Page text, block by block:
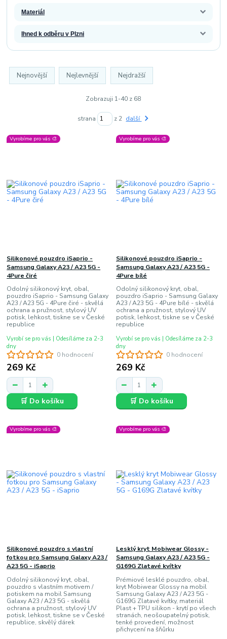
Materiál
Ihned k odběru v Plzni
Nejnovější Nejlevnější Nejdražší
Zobrazuji 1-40 z 68
strana z 2 další
Vyrobíme pro vás 🎨
0 hodnocení
Silikonové pouzdro iSaprio -
Samsung Galaxy A23 / A23 5G -
4Pure čiré
Odolný silikonový kryt, obal,
pouzdro iSaprio - Samsung Galaxy
A23 / A23 5G - 4Pure čiré - skvělá
ochrana a pružnost, stylový UV
potisk, lehkost, tiskne se v České
republice
269 Kč
Vyrobí se pro vás | Odesíláme za 2-3
dny
🛒 Do košíku
Vyrobíme pro vás 🎨
0 hodnocení
Silikonové pouzdro iSaprio -
Samsung Galaxy A23 / A23 5G -
4Pure bílé
Odolný silikonový kryt, obal,
pouzdro iSaprio - Samsung Galaxy
A23 / A23 5G - 4Pure bílé - skvělá
ochrana a pružnost, stylový UV
potisk, lehkost, tiskne se v České
republice
269 Kč
Vyrobí se pro vás | Odesíláme za 2-3
dny
🛒 Do košíku
Vyrobíme pro vás 🎨
Silikonové pouzdro s vlastní
fotkou pro Samsung Galaxy A23 /
A23 5G - iSaprio
Odolný silikonový kryt, obal,
pouzdro s vlastním motivem /
potiskem na mobil Samsung
Galaxy A23 / A23 5G - skvělá
ochrana a pružnost, stylový UV
potisk, lehkost, tiskne se v České
republice, skvělý dárek
Vyrobíme pro vás 🎨
Lesklý kryt Mobiwear Glossy -
Samsung Galaxy A23 / A23 5G -
G169G Zlatavé kvítky
Prémiové lesklé pouzdro, obal,
kryt Mobiwear Glossy na mobil
Samsung Galaxy A23 / A23 5G -
G169G Zlatavé kvítky, materiál
Plast + TPU silikon - krytí po všech
stranách, neošoupatelný potisk,
tenké provedení, možnost
přichycení na šňůrku